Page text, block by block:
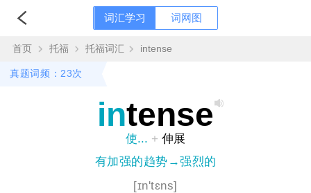
词汇学习 词网图
首页 托福 托福词汇 intense
真题词频：23次
intense
使... + 伸展
有加强的趋势→强烈的
[ɪn'tɛns]